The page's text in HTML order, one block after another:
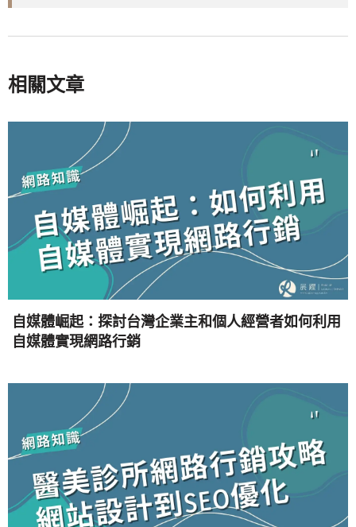
相關文章
自媒體崛起：探討台灣企業主和個人經營者如何利用
自媒體實現網路行銷